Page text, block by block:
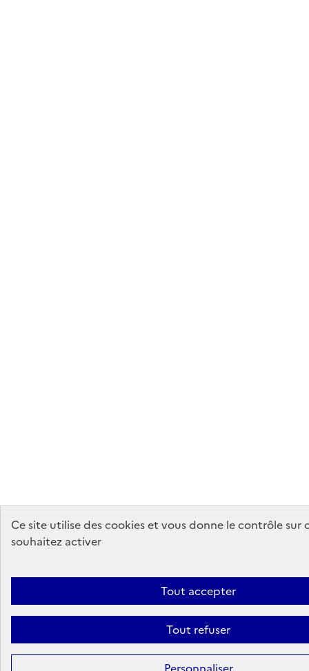
Ce site utilise des cookies et vous donne le contrôle sur
souhaitez activer
Tout accepter
Tout refuser